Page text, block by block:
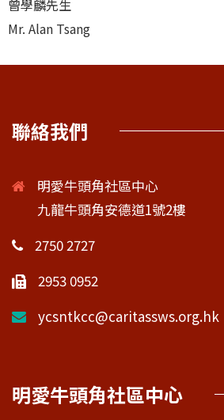
曾學麟先生
Mr. Alan Tsang
聯絡我們
明愛牛頭角社區中心
九龍牛頭角安德道1號2樓
2750 2727
2953 0952
ycsntkcc@caritassws.org.hk
明愛牛頭角社區中心